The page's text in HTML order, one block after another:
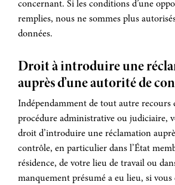
concernant. Si les conditions d’une
remplies, nous ne sommes plus
données.
Droit à introduire une
auprès d’une autorité de
Indépendamment de tout autre recours
procédure administrative ou judiciaire,
droit d’introduire une réclamation
contrôle, en particulier dans l’État
résidence, de votre lieu de travail ou
manquement présumé a eu lieu, si vous